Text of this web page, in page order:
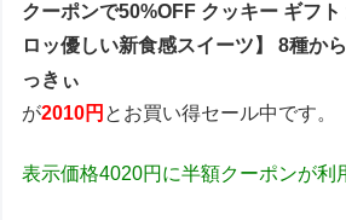
クーポンで50%OFF クッキー ギフ
ロッ優しい新食感スイーツ】 8種か
っきぃ
が2010円 とお買い得セール中です。
表示価格4020円に半額クーポンが利